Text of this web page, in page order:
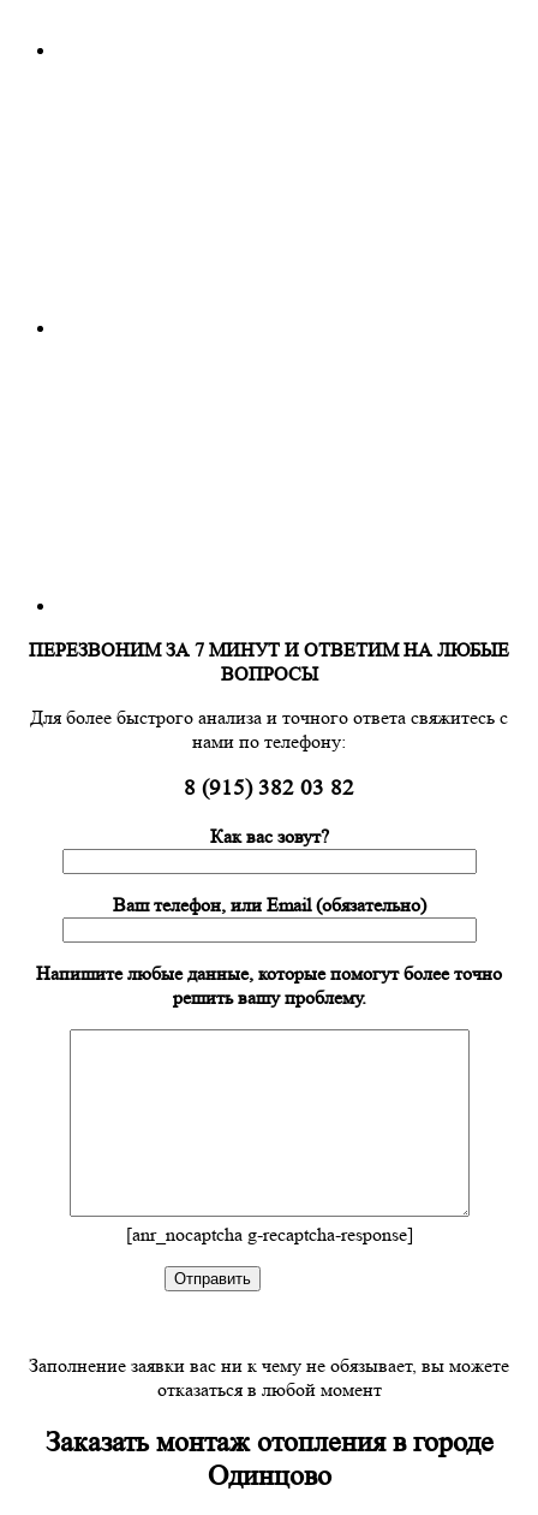
ПЕРЕЗВОНИМ ЗА 7 МИНУТ И ОТВЕТИМ НА ЛЮБЫЕ
ВОПРОСЫ
Для более быстрого анализа и точного ответа свяжитесь с
нами по телефону:
8 (915) 382 03 82
Как вас зовут?
Ваш телефон, или Email (обязательно)
Напишите любые данные, которые помогут более точно
решить вашу проблему.
[anr_nocaptcha g-recaptcha-response]
Заполнение заявки вас ни к чему не обязывает, вы можете
отказаться в любой момент
Заказать монтаж отопления в городе
Одинцово